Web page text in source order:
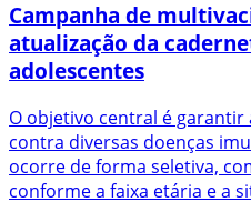
Campanha de
atualização da
adolescentes
O objetivo central é
contra diversas doenças
ocorre de forma seletiva,
conforme a faixa etária e a